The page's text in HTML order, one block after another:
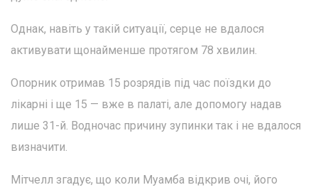
Однак, навіть у такій ситуації, серце не вдалося
активувати щонайменше протягом 78 хвилин.
Опорник отримав 15 розрядів під час поїздки до
лікарні і ще 15 — вже в палаті, але допомогу надав
лише 31-й. Водночас причину зупинки так і не вдалося
визначити.
Мітчелл згадує, що коли Муамба відкрив очі, його